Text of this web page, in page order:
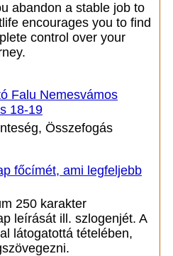
abandon a stable job to
encourages you to find
control over your
Falu Nemesvámos
18-19
Összefogás
főcímét, ami legfeljebb
250 karakter
leírását ill. szlogenjét. A
látogatottá tételében,